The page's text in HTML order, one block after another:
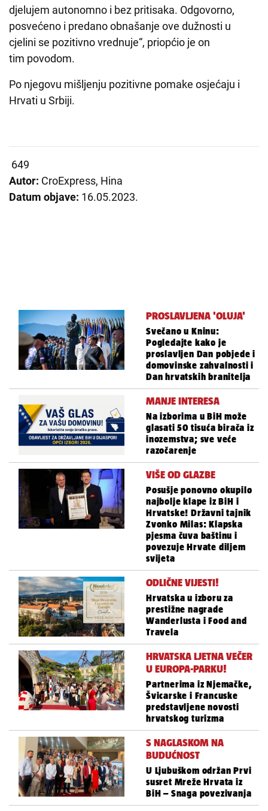
djelujem autonomno i bez pritisaka. Odgovorno,
posvećeno i predano obnašanje ove dužnosti u
cjelini se pozitivno vrednuje“, priopćio je on
tim povodom.
Po njegovu mišljenju pozitivne pomake osjećaju i
Hrvati u Srbiji.
649
Autor: CroExpress, Hina
Datum objave: 16.05.2023.
PROSLAVLJENA 'OLUJA'
Svečano u Kninu:
Pogledajte kako je
proslavljen Dan pobjede i
domovinske zahvalnosti i
Dan hrvatskih branitelja
MANJE INTERESA
Na izborima u BiH može
glasati 50 tisuća birača iz
inozemstva; sve veće
razočarenje
VIŠE OD GLAZBE
Posušje ponovno okupilo
najbolje klape iz BiH i
Hrvatske! Državni tajnik
Zvonko Milas: Klapska
pjesma čuva baštinu i
povezuje Hrvate diljem
svijeta
ODLIČNE VIJESTI!
Hrvatska u izboru za
prestižne nagrade
Wanderlusta i Food and
Travela
HRVATSKA LJETNA VEČER
U EUROPA-PARKU!
Partnerima iz Njemačke,
Švicarske i Francuske
predstavljene novosti
hrvatskog turizma
S NAGLASKOM NA
BUDUĆNOST
U Ljubuškom održan Prvi
susret Mreže Hrvata iz
BiH – Snaga povezivanja